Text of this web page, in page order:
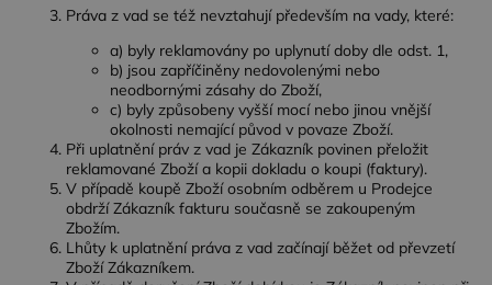
Práva z vad se též nevztahují především na vady, které:
a) byly reklamovány po uplynutí doby dle odst. 1,
b) jsou zapříčiněny nedovolenými nebo
neodbornými zásahy do Zboží,
c) byly způsobeny vyšší mocí nebo jinou vnější
okolnosti nemající původ v povaze Zboží.
Při uplatnění práv z vad je Zákazník povinen přeložit
reklamované Zboží a kopii dokladu o koupi (faktury).
V případě koupě Zboží osobním odběrem u Prodejce
obdrží Zákazník fakturu současně se zakoupeným
Zbožím.
Lhůty k uplatnění práva z vad začínají běžet od převzetí
Zboží Zákazníkem.
Nezbytně nutné soubory
Výkonové soubory
Soubory cílení
Funkční soubory
Nezbytně nutné soubory cookie umožňují základní
funkce webových stránek, jako je přihlášení
uživatele a správa účtu. Webové stránky nelze bez
nezbytně nutných souborů cookie správně
používat.
Název
Poskytovatel /
Doména
Vyprší Popis